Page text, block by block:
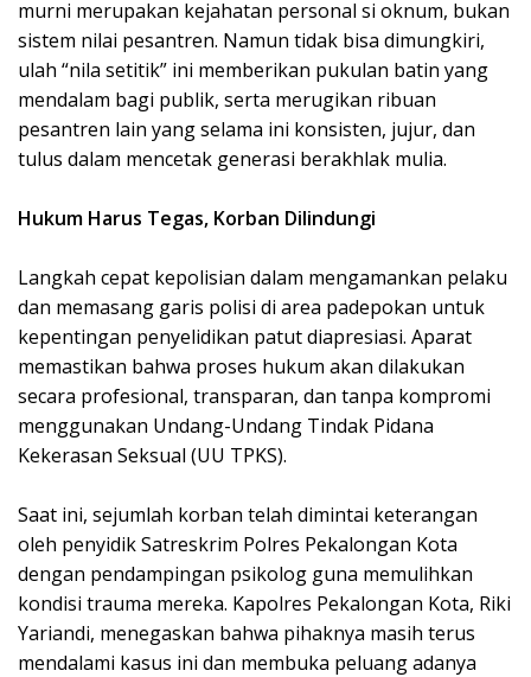
murni merupakan kejahatan personal si oknum, bukan
sistem nilai pesantren. Namun tidak bisa dimungkiri,
ulah “nila setitik” ini memberikan pukulan batin yang
mendalam bagi publik, serta merugikan ribuan
pesantren lain yang selama ini konsisten, jujur, dan
tulus dalam mencetak generasi berakhlak mulia.
Hukum Harus Tegas, Korban Dilindungi
Langkah cepat kepolisian dalam mengamankan pelaku
dan memasang garis polisi di area padepokan untuk
kepentingan penyelidikan patut diapresiasi. Aparat
memastikan bahwa proses hukum akan dilakukan
secara profesional, transparan, dan tanpa kompromi
menggunakan Undang-Undang Tindak Pidana
Kekerasan Seksual (UU TPKS).
Saat ini, sejumlah korban telah dimintai keterangan
oleh penyidik Satreskrim Polres Pekalongan Kota
dengan pendampingan psikolog guna memulihkan
kondisi trauma mereka. Kapolres Pekalongan Kota, Riki
Yariandi, menegaskan bahwa pihaknya masih terus
mendalami kasus ini dan membuka peluang adanya